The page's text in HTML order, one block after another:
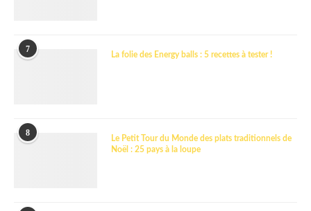
7
La folie des Energy balls : 5 recettes à tester !
8
Le Petit Tour du Monde des plats traditionnels de
Noël : 25 pays à la loupe